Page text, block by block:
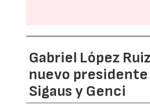
Gabriel López
nuevo presidente
Sigaus y Genci